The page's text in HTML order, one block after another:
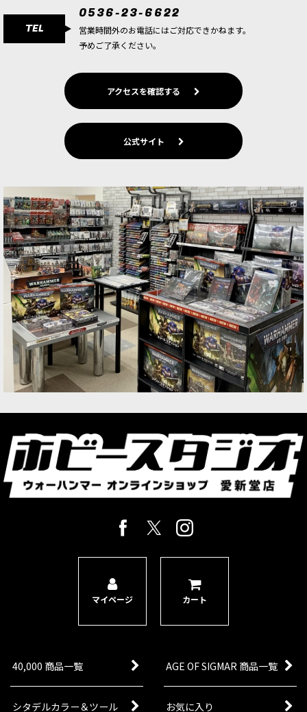
ネクロリス・ボーンドラゴン
15,100円(税込)
ただいま売り切れ中
キング・オヴ・クェムリの勢力のマルチパーツプ
ラスチック製シタデルミニチュア1体。発売中の
『Warhammer: The Old Wor…
[オールドワールド] トゥームキング・オヴ・クェ
ムリ：スケルトン・ウォリアー
1点
ゲーム「Warhammer: The Old World」トゥーム
キング・オヴ・クェムリの勢力のインファントリ
ユニットのマルチパーツプラスチック製シタデル
ミニチュア36体。近距離・遠距離武器のオプシ
ョ…
◆取り寄せ商品◆[オールドワールド] トゥームキ
ング・オヴ・クェムリ・エディション (ENG/英語
版)[07-01]
43,400 円(税込)
ただいま売り切れ中
※【こちらの商品は「お取り寄せ商品」です】
※※ご注文前に必ずご確認ください※こちらの商
品は当店に在庫がないため、ご注文をいただいて
[オールドワールド] トゥームキング・オヴ・クェ
ムリ：スケルトン・ホースメン
[ 07-10]
9,400円 (税込)
希望小売価格:9,900円
ゲーム「Warhammer: The Old World」トゥーム
キング・オヴ・クェムリの勢力のキャヴァルリー
ング・オヴ・クェムリ：スケルトン・チャリオッ
ただいま売り切れ中
ゲーム「Warhammer: The Old World」トゥーム
キング・オヴ・クェムリの勢力のチャリオットユ
TEL
0536-23-6622
営業時間外のお電話にはご対応できかねます。
予めご了承ください。
アクセスを確認する
公式サイト
マイページ カート
40,000 商品一覧 AGE OF SIGMAR 商品一覧
シタデルカラー＆ツール お気に入り